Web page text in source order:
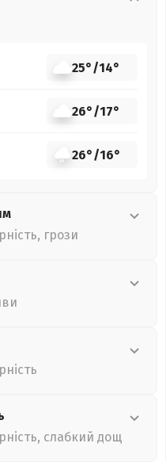
25°/14°
26°/17°
26°/16°
грози
слабкий дощ